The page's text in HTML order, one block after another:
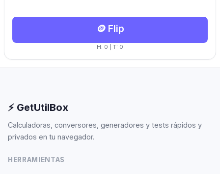
🪙 Flip
H: 0 | T: 0
⚡ GetUtilBox
Calculadoras, conversores, generadores y tests rápidos y
privados en tu navegador.
HERRAMIENTAS